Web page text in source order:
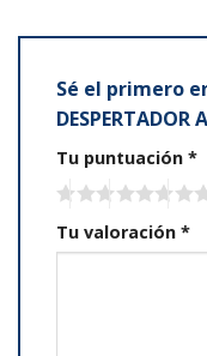
Sé el primero
DESPERTADOR
Tu puntuación *
Tu valoración *